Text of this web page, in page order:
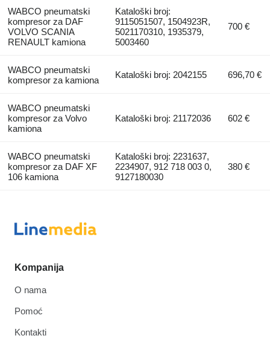
WABCO pneumatski
kompresor za DAF
VOLVO SCANIA
RENAULT kamiona
Kataloški broj:
9115051507, 1504923R,
5021170310, 1935379,
5003460
700 €
WABCO pneumatski
kompresor za kamiona
Kataloški broj: 2042155 696,70 €
WABCO pneumatski
kompresor za Volvo
kamiona
Kataloški broj: 21172036 602 €
WABCO pneumatski
kompresor za DAF XF
106 kamiona
Kataloški broj: 2231637,
2234907, 912 718 003 0,
9127180030
380 €
Kompanija
O nama
Pomoć
Kontakti